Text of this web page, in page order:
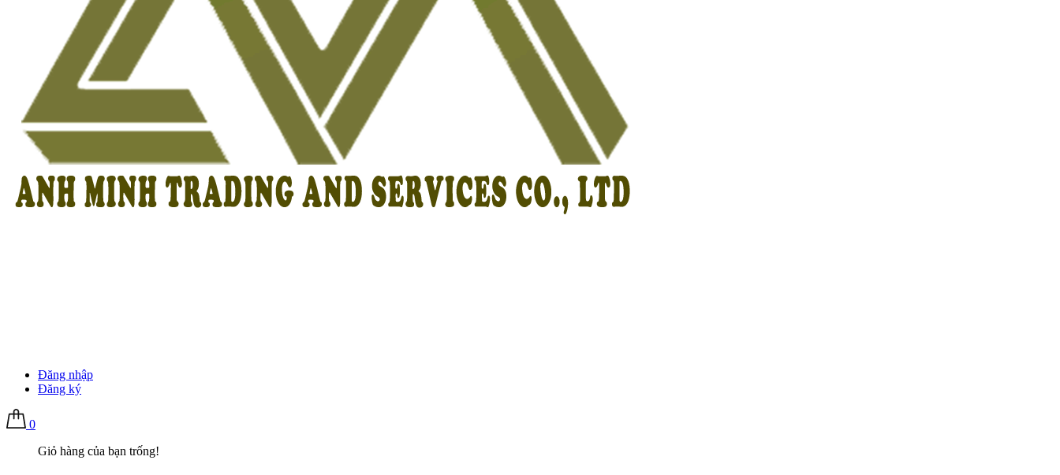
Đăng nhập
Đăng ký
0
Giỏ hàng của bạn trống!